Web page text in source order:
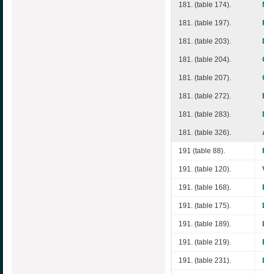
181. (table 174).
181. (table 197).
181. (table 203).
181. (table 204).
181. (table 207).
181. (table 272).
181. (table 283).
181. (table 326).
191 (table 88).
191. (table 120).
191. (table 168).
191. (table 175).
191. (table 189).
191. (table 219).
191. (table 231).